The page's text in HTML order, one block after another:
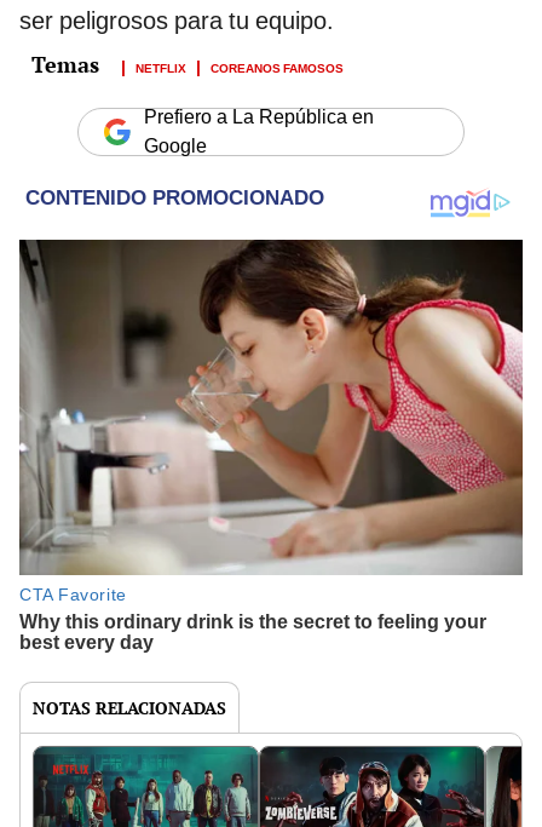
ser peligrosos para tu equipo.
NETFLIX COREANOS FAMOSOS
Prefiero a La República en
Google
NOTAS RELACIONADAS